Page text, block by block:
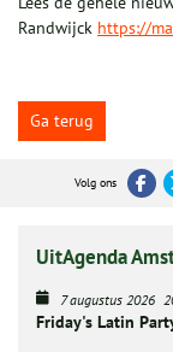
Randwijck https://
Ga terug
Volg ons
UitAgenda
7 augustus 2026
Friday's Latin